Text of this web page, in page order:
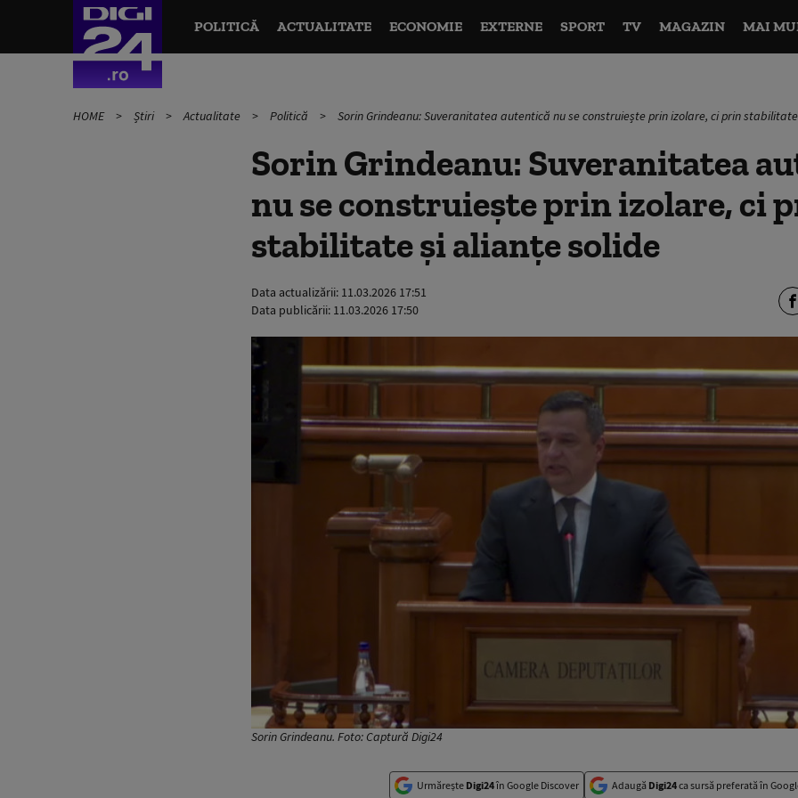
POLITICĂ ACTUALITATE ECONOMIE EXTERNE SPORT TV MAGAZIN MAI
HOME Știri Actualitate Politică Sorin Grindeanu: Suveranitatea autentică nu se construiește prin izolare, ci prin
Sorin Grindeanu: Suveranitatea
nu se construiește prin izolare, ci
stabilitate și alianțe solide
Data actualizării: 11.03.2026 17:51
Data publicării: 11.03.2026 17:50
Sorin Grindeanu. Foto: Captură Digi24
Urmărește Digi24în Google Discover Adaugă Digi24ca sursă preferată în